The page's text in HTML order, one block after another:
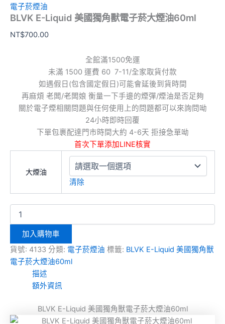
電子菸煙油
BLVK E-Liquid 美國獨角獸電子菸大煙油60ml
NT$700.00
全館滿1500免運
未滿 1500 運費 60 7-11/全家取貨付款
如遇假日(包含國定假日)可能會延後到貨時間
再麻煩 老闆/老闆娘 衡量一下手邊的煙彈/煙油是否足夠
關於電子煙相關問題與任何使用上的問題都可以來詢問呦
24小時即時回覆
下單包裹配達門市時間大約 4-6天 拒接急單呦
首次下單添加LINE核實
大煙油
清除
加入購物車
貨號: 4133 分類: 電子菸煙油 標籤: BLVK E-Liquid 美國獨角獸
電子菸大煙油60ml
描述
額外資訊
BLVK E-Liquid 美國獨角獸電子菸大煙油60ml